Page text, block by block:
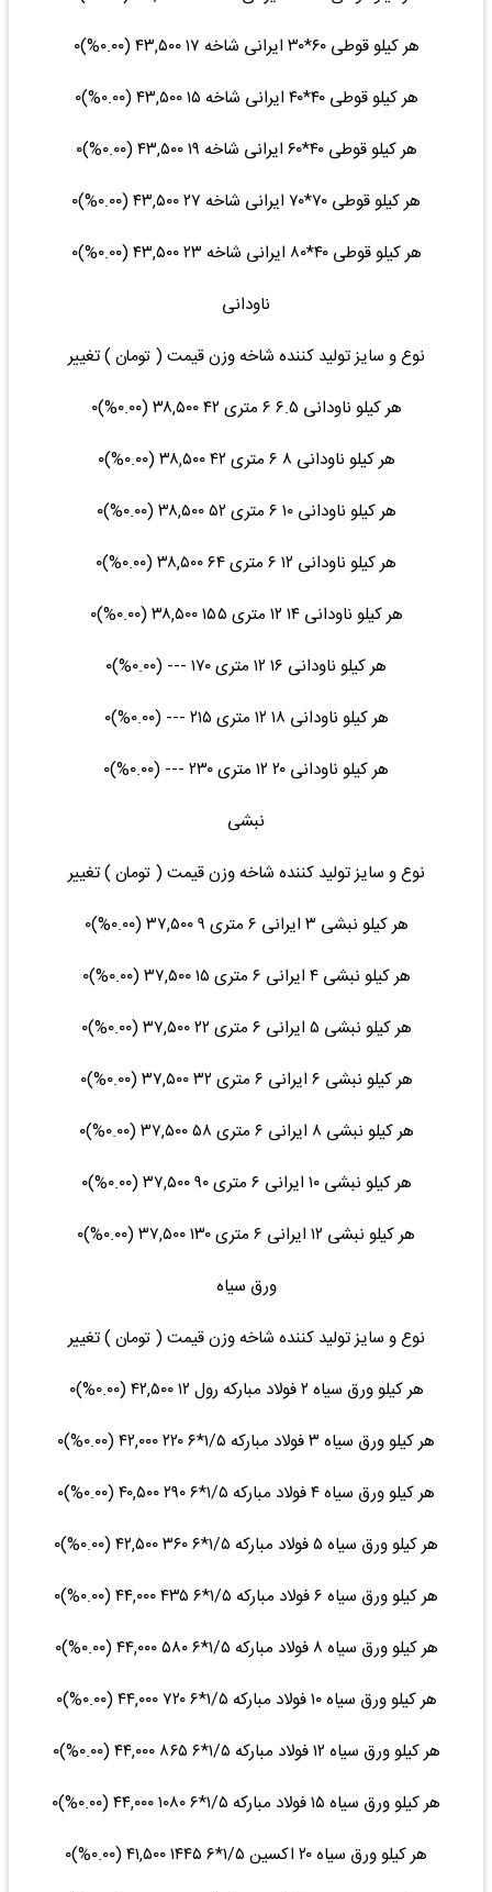
هر کیلو قوطی ۶۰*۳۰ ایرانی شاخه ۱۷ ۴۳,۵۰۰ (۰.۰۰%)۰
هر کیلو قوطی ۴۰*۴۰ ایرانی شاخه ۱۵ ۴۳,۵۰۰ (۰.۰۰%)۰
هر کیلو قوطی ۴۰*۶۰ ایرانی شاخه ۱۹ ۴۳,۵۰۰ (۰.۰۰%)۰
هر کیلو قوطی ۷۰*۷۰ ایرانی شاخه ۲۷ ۴۳,۵۰۰ (۰.۰۰%)۰
هر کیلو قوطی ۴۰*۸۰ ایرانی شاخه ۲۳ ۴۳,۵۰۰ (۰.۰۰%)۰
ناودانی
نوع و سایز تولید کننده شاخه وزن قیمت ( تومان ) تغییر
هر کیلو ناودانی ۶.۵ ۶ متری ۴۲ ۳۸,۵۰۰ (۰.۰۰%)۰
هر کیلو ناودانی ۸ ۶ متری ۴۲ ۳۸,۵۰۰ (۰.۰۰%)۰
هر کیلو ناودانی ۱۰ ۶ متری ۵۲ ۳۸,۵۰۰ (۰.۰۰%)۰
هر کیلو ناودانی ۱۲ ۶ متری ۶۴ ۳۸,۵۰۰ (۰.۰۰%)۰
هر کیلو ناودانی ۱۴ ۱۲ متری ۱۵۵ ۳۸,۵۰۰ (۰.۰۰%)۰
هر کیلو ناودانی ۱۶ ۱۲ متری ۱۷۰ --- (۰.۰۰%)۰
هر کیلو ناودانی ۱۸ ۱۲ متری ۲۱۵ --- (۰.۰۰%)۰
هر کیلو ناودانی ۲۰ ۱۲ متری ۲۳۰ --- (۰.۰۰%)۰
نبشی
نوع و سایز تولید کننده شاخه وزن قیمت ( تومان ) تغییر
هر کیلو نبشی ۳ ایرانی ۶ متری ۹ ۳۷,۵۰۰ (۰.۰۰%)۰
هر کیلو نبشی ۴ ایرانی ۶ متری ۱۵ ۳۷,۵۰۰ (۰.۰۰%)۰
هر کیلو نبشی ۵ ایرانی ۶ متری ۲۲ ۳۷,۵۰۰ (۰.۰۰%)۰
هر کیلو نبشی ۶ ایرانی ۶ متری ۳۲ ۳۷,۵۰۰ (۰.۰۰%)۰
هر کیلو نبشی ۸ ایرانی ۶ متری ۵۸ ۳۷,۵۰۰ (۰.۰۰%)۰
هر کیلو نبشی ۱۰ ایرانی ۶ متری ۹۰ ۳۷,۵۰۰ (۰.۰۰%)۰
هر کیلو نبشی ۱۲ ایرانی ۶ متری ۱۳۰ ۳۷,۵۰۰ (۰.۰۰%)۰
ورق سیاه
نوع و سایز تولید کننده شاخه وزن قیمت ( تومان ) تغییر
هر کیلو ورق سیاه ۲ فولاد مبارکه رول ۱۲ ۴۲,۵۰۰ (۰.۰۰%)۰
هر کیلو ورق سیاه ۳ فولاد مبارکه ۱/۵*۶ ۲۲۰ ۴۲,۰۰۰ (۰.۰۰%)۰
هر کیلو ورق سیاه ۴ فولاد مبارکه ۱/۵*۶ ۲۹۰ ۴۰,۵۰۰ (۰.۰۰%)۰
هر کیلو ورق سیاه ۵ فولاد مبارکه ۱/۵*۶ ۳۶۰ ۴۲,۵۰۰ (۰.۰۰%)۰
هر کیلو ورق سیاه ۶ فولاد مبارکه ۱/۵*۶ ۴۳۵ ۴۴,۰۰۰ (۰.۰۰%)۰
هر کیلو ورق سیاه ۸ فولاد مبارکه ۱/۵*۶ ۵۸۰ ۴۴,۰۰۰ (۰.۰۰%)۰
هر کیلو ورق سیاه ۱۰ فولاد مبارکه ۱/۵*۶ ۷۲۰ ۴۴,۰۰۰ (۰.۰۰%)۰
هر کیلو ورق سیاه ۱۲ فولاد مبارکه ۱/۵*۶ ۸۶۵ ۴۴,۰۰۰ (۰.۰۰%)۰
هر کیلو ورق سیاه ۱۵ فولاد مبارکه ۱/۵*۶ ۱۰۸۰ ۴۴,۰۰۰ (۰.۰۰%)۰
هر کیلو ورق سیاه ۲۰ اکسین ۱/۵*۶ ۱۴۴۵ ۴۱,۵۰۰ (۰.۰۰%)۰